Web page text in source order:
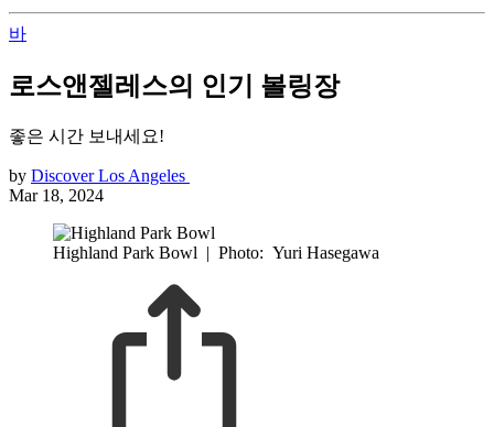
바
로스앤젤레스의 인기 볼링장
좋은 시간 보내세요!
by Discover Los Angeles
Mar 18, 2024
Highland Park Bowl | Photo: Yuri Hasegawa